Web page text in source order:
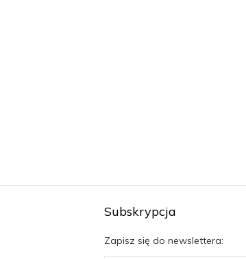
Subskrypcja
Zapisz się do newslettera: